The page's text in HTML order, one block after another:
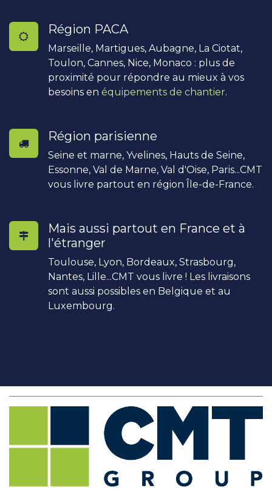
Région PACA
Marseille, Martigues, Aubagne, La Ciotat,
Toulon, Cannes, Nice, Monaco : plus de
proximité pour répondre au mieux à vos
besoins en équipements de chantier.
Région parisienne
Seine et marne, Yvelines, Hauts de Seine,
Essonne, Val de Marne, Val d'Oise, Paris...CMT
vous livre partout en région Île-de-France.
Mais aussi partout en France et à
l'étranger
Toulouse, Lyon, Bordeaux, Strasbourg,
Nantes, Lille...CMT vous livre ! Les livraisons
sont aussi possibles en Belgique et au
Luxembourg.